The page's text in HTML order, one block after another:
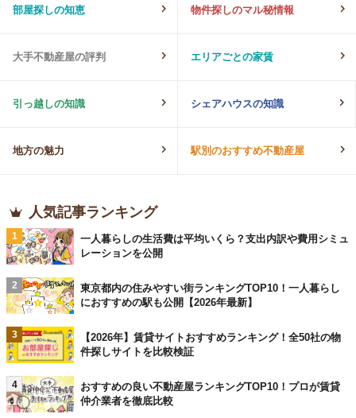
部屋探しの知恵 物件探しのマル秘情報
大手不動産屋の評判 エリアごとの家賃
引っ越しの知識 シェアハウスの知識
地方の魅力 駅別のおすすめ不動産屋
人気記事ランキング
1
一人暮らしの生活費は平均いくら？支出内訳や費用シミュ
レーションを公開
2
東京都内の住みやすい街ランキングTOP10！一人暮らし
におすすめの駅も公開【2026年最新】
3
【2026年】賃貸サイトおすすめランキング！全50社の物
件探しサイトを比較検証
4
おすすめの良い不動産屋ランキングTOP10！プロが賃貸
仲介業者を徹底比較